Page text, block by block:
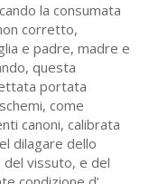
la consumata
corretto,
e padre, madre e
questa
portata
come
canoni, calibrata
dilagare dello
vissuto, e del